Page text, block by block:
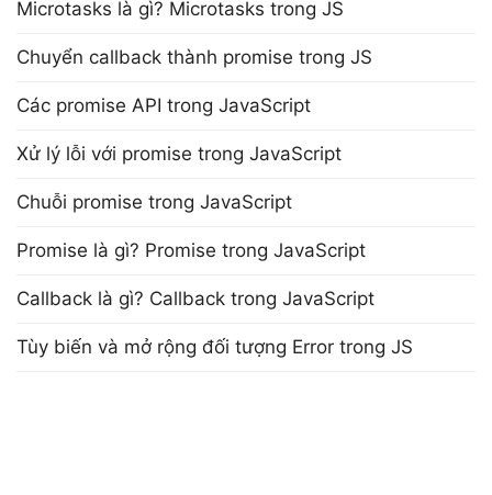
Microtasks là gì? Microtasks trong JS
Chuyển callback thành promise trong JS
Các promise API trong JavaScript
Xử lý lỗi với promise trong JavaScript
Chuỗi promise trong JavaScript
Promise là gì? Promise trong JavaScript
Callback là gì? Callback trong JavaScript
Tùy biến và mở rộng đối tượng Error trong JS